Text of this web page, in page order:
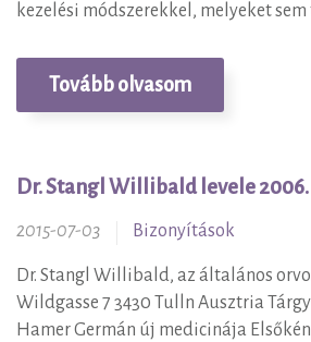
kezelési módszerekkel, melyeket
Tovább olvasom
Dr. Stangl Willibald levele 2006.
2015-07-03 Bizonyítások
Dr. Stangl Willibald, az általános
Wildgasse 7 3430 Tulln Ausztria
Hamer Germán új medicinája